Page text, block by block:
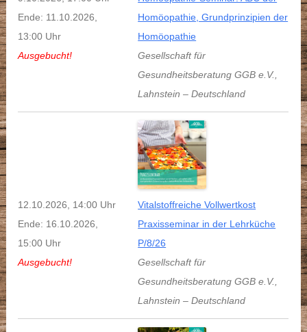
Ende: 11.10.2026,
13:00 Uhr
Ausgebucht!
Homöopathie, Grundprinzipien der
Homöopathie
Gesellschaft für
Gesundheitsberatung GGB e.V.,
Lahnstein –Deutschland
12.10.2026, 14:00 Uhr
Ende: 16.10.2026,
15:00 Uhr
Ausgebucht!
Vitalstoffreiche Vollwertkost
Praxisseminar in der Lehrküche
P/8/26
Gesellschaft für
Gesundheitsberatung GGB e.V.,
Lahnstein –Deutschland